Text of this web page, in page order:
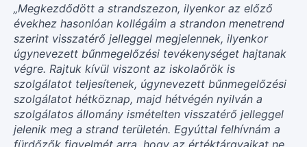
„Megkezdődött a strandszezon, ilyenkor az előző
évekhez hasonlóan kollégáim a strandon menetrend
szerint visszatérő jelleggel megjelennek, ilyenkor
úgynevezett bűnmegelőzési tevékenységet hajtanak
végre. Rajtuk kívül viszont az iskolaőrök is
szolgálatot teljesítenek, úgynevezett bűnmegelőzési
szolgálatot hétköznap, majd hétvégén nyilván a
szolgálatos állomány ismételten visszatérő jelleggel
jelenik meg a strand területén. Egyúttal felhívnám a
fürdőzők figyelmét arra, hogy az értéktárgyaikat ne